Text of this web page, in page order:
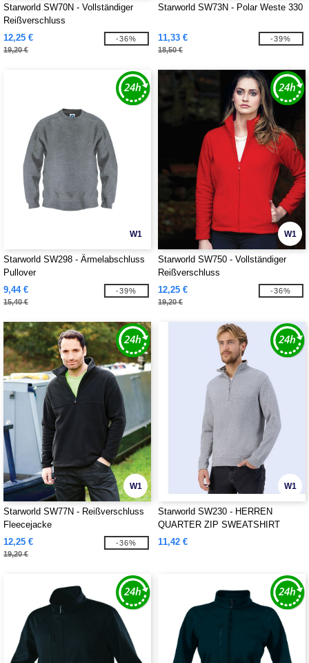
Starworld SW70N - Vollständiger
Reißverschluss
12,25 €
19,20 €
-36%
Starworld SW73N - Polar Weste 330
11,33 €
18,50 €
-39%
W1
Starworld SW298 - Ärmelabschluss
Pullover
9,44 €
15,40 €
-39%
W1
Starworld SW750 - Vollständiger
Reißverschluss
12,25 €
19,20 €
-36%
W1
Starworld SW77N - Reißverschluss
Fleecejacke
12,25 €
19,20 €
-36%
W1
Starworld SW230 - HERREN
QUARTER ZIP SWEATSHIRT
11,42 €